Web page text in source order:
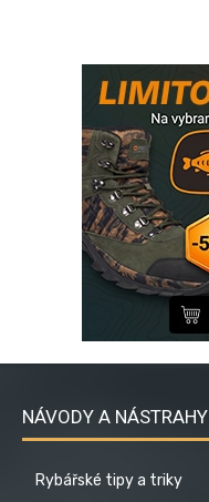
NÁVODY A NÁSTRAHY
Rybářské tipy a triky